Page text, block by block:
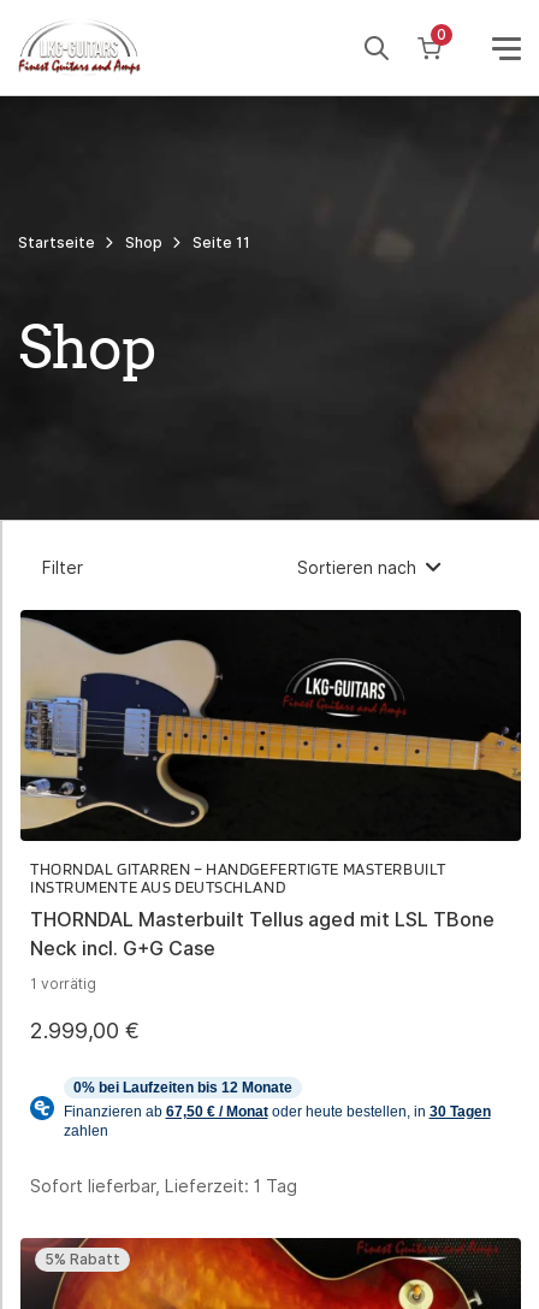
zum
Inhalt
0
Startseite Shop Seite 11
Shop
Filter Sortieren nach
THORNDAL GITARREN – HANDGEFERTIGTE MASTERBUILT
INSTRUMENTE AUS DEUTSCHLAND
THORNDAL Masterbuilt Tellus aged mit LSL TBone
Neck incl. G+G Case
1 vorrätig
2.999,00 €
Sofort lieferbar, Lieferzeit: 1 Tag
5% Rabatt